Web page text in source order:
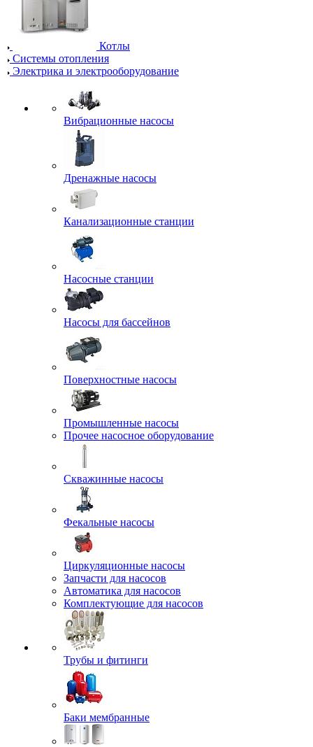
Котлы
Системы отопления
Электрика и электрооборудование
Вибрационные насосы
Дренажные насосы
Канализационные станции
Насосные станции
Насосы для бассейнов
Поверхностные насосы
Промышленные насосы
Прочее насосное оборудование
Скважинные насосы
Фекальные насосы
Циркуляционные насосы
Запчасти для насосов
Автоматика для насосов
Комплектующие для насосов
Трубы и фитинги
Баки мембранные